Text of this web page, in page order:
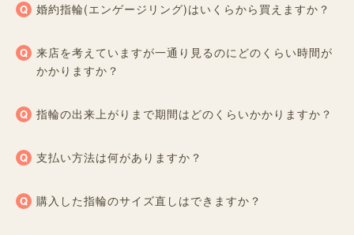
婚約指輪(エンゲージリング)はいくらから買えますか？
来店を考えていますが一通り見るのにどのくらい時間が
かかりますか？
指輪の出来上がりまで期間はどのくらいかかりますか？
支払い方法は何がありますか？
購入した指輪のサイズ直しはできますか？